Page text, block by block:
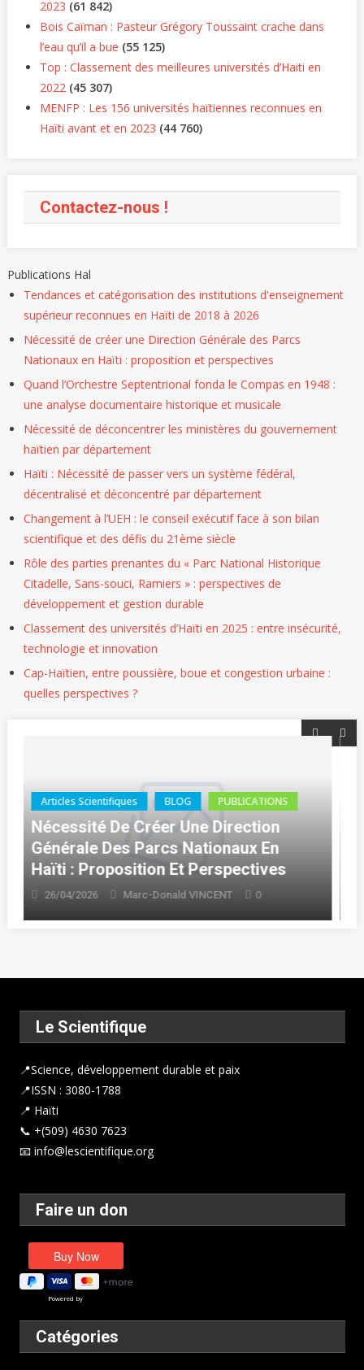
2023 (61 842)
Bois Caïman : Pasteur Grégory Toussaint crache dans
l’eau qu’il a bue (55 125)
Top : Classement des meilleures universités d’Haiti en
2022 (45 307)
MENFP : Les 156 universités haïtiennes reconnues en
Haïti avant et en 2023 (44 760)
Contactez-nous !
Publications Hal
Tendances et catégorisation des institutions d'enseignement
supérieur reconnues en Haïti de 2018 à 2026
Nécessité de créer une Direction Générale des Parcs
Nationaux en Haïti : proposition et perspectives
Quand l’Orchestre Septentrional fonda le Compas en 1948 :
une analyse documentaire historique et musicale
Nécessité de déconcentrer les ministères du gouvernement
haïtien par département
Haïti : Nécessité de passer vers un système fédéral,
décentralisé et déconcentré par département
Changement à l’UEH : le conseil exécutif face à son bilan
scientifique et des défis du 21ème siècle
Rôle des parties prenantes du « Parc National Historique
Citadelle, Sans-souci, Ramiers » : perspectives de
développement et gestion durable
Classement des universités d’Haïti en 2025 : entre insécurité,
technologie et innovation
Cap-Haïtien, entre poussière, boue et congestion urbaine :
quelles perspectives ?
BLOG PUBLICATIONS Thèse (Ph.D.)
Haïti : Delcarme BOLIVARD Décroche
Son Doctorat En Droit
16/04/2026 Marc-Donald VINCENT
Le Scientifique
📍Science, développement durable et paix
📍ISSN : 3080-1788
📍 Haïti
📞 +(509) 4630 7623
📧 info@lescientifique.org
Faire un don
Powered by
Catégories